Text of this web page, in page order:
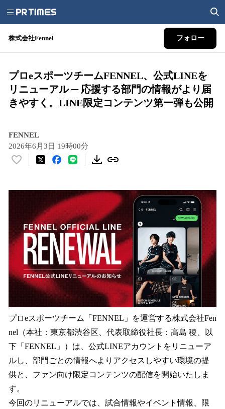
株式会社Fennel フォロー
プロeスポーツチームFENNEL、公式LINEを
リニューアル ─ 応援する部門の情報がより届
きやすく。LINE限定コンテンツ第一弾も公開
FENNEL
2026年6月3日 19時00分
い
！
数
を
読
み
込
み
中
で
す
プロeスポーツチーム「FENNEL」を運営する株式会社Fen
nel（本社：東京都渋谷区、代表取締役社長：高島 稜、以
下「FENNEL」）は、公式LINEアカウントをリニューア
ルし、部門ごとの情報へよりアクセスしやすい環境の提
供と、ファン向け限定コンテンツの配信を開始いたしま
す。
今回のリニューアルでは、試合情報やイベント情報、限